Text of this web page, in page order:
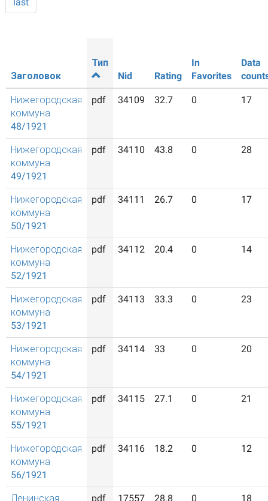
Заголовок
Тип
Nid
Rating
In
Favorites
Data
Нижегородская
коммуна
48/1921
pdf 34109 32.7 0 17
Нижегородская
коммуна
49/1921
pdf 34110 43.8 0 28
Нижегородская
коммуна
50/1921
pdf 34111 26.7 0 17
Нижегородская
коммуна
52/1921
pdf 34112 20.4 0 14
Нижегородская
коммуна
53/1921
pdf 34113 33.3 0 23
Нижегородская
коммуна
54/1921
pdf 34114 33 0 20
Нижегородская
коммуна
55/1921
pdf 34115 27.1 0 21
Нижегородская
коммуна
56/1921
pdf 34116 18.2 0 12
Ленинская pdf 17557 28.8 0 18